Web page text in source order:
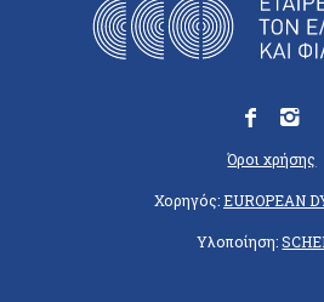
Όροι χρήσης
Χορηγός:EUROPEAN
Υλοποίηση: